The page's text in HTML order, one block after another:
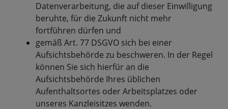
Datenverarbeitung, die auf dieser Einwilligung
beruhte, für die Zukunft nicht mehr
fortführen dürfen und
gemäß Art. 77 DSGVO sich bei einer
Aufsichtsbehörde zu beschweren. In der Regel
können Sie sich hierfür an die
Aufsichtsbehörde Ihres üblichen
Aufenthaltsortes oder Arbeitsplatzes oder
unseres Kanzleisitzes wenden.